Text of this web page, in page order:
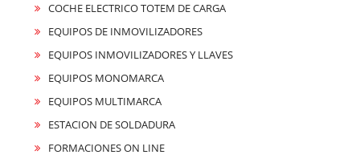
COCHE ELECTRICO TOTEM DE CARGA
EQUIPOS DE INMOVILIZADORES
EQUIPOS INMOVILIZADORES Y LLAVES
EQUIPOS MONOMARCA
EQUIPOS MULTIMARCA
ESTACION DE SOLDADURA
FORMACIONES ON LINE